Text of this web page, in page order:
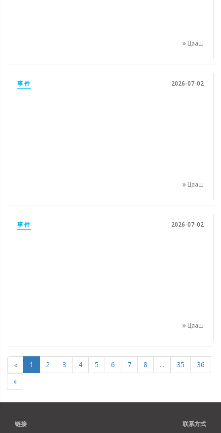
Цааш
事件 2026-07-02
Цааш
事件 2026-07-02
Цааш
« 1 2 3 4 5 6 7 8 ... 35
36
»
链接 联系方式